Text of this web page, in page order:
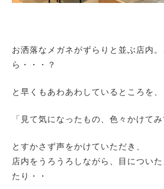
お洒落なメガネがずらりと並ぶ店内
ら・・・？
と早くもあわあわしているところを、
「見て気になったもの、色々かけて
とすかさず声をかけていただき、
店内をうろうろしながら、目につい
たり・・